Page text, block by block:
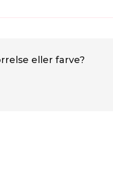
eller farve?